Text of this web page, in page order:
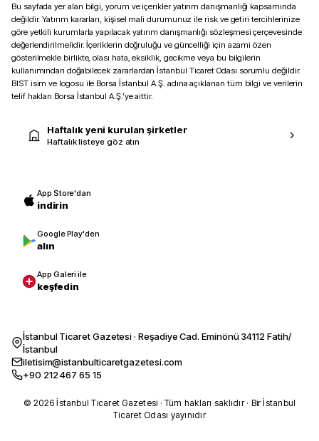
Bu sayfada yer alan bilgi, yorum ve içerikler yatırım danışmanlığı kapsamında
değildir. Yatırım kararları, kişisel mali durumunuz ile risk ve getiri tercihlerinize
göre yetkili kurumlarla yapılacak yatırım danışmanlığı sözleşmesi çerçevesinde
değerlendirilmelidir. İçeriklerin doğruluğu ve güncelliği için azami özen
gösterilmekle birlikte, olası hata, eksiklik, gecikme veya bu bilgilerin
kullanımından doğabilecek zararlardan İstanbul Ticaret Odası sorumlu değildir.
BIST isim ve logosu ile Borsa İstanbul A.Ş. adına açıklanan tüm bilgi ve verilerin
telif hakları Borsa İstanbul A.Ş.’ye aittir.
Haftalık yeni kurulan şirketler
Haftalık listeye göz atın
App Store'dan
indirin
Google Play'den
alın
App Galeri ile
keşfedin
İstanbul Ticaret Gazetesi · Reşadiye Cad. Eminönü 34112 Fatih/
İstanbul
iletisim@istanbulticaretgazetesi.com
+90 212 467 65 15
© 2026 İstanbul Ticaret Gazetesi · Tüm hakları saklıdır · Bir İstanbul
Ticaret Odası yayınıdır